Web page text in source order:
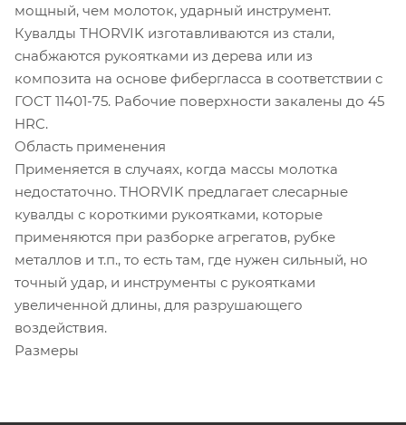
мощный, чем молоток, ударный инструмент.
Кувалды THORVIK изготавливаются из стали,
снабжаются рукоятками из дерева или из
композита на основе фибергласса в соответствии с
ГОСТ 11401-75. Рабочие поверхности закалены до 45
HRC.
Область применения
Применяется в случаях, когда массы молотка
недостаточно. THORVIK предлагает слесарные
кувалды с короткими рукоятками, которые
применяются при разборке агрегатов, рубке
металлов и т.п., то есть там, где нужен сильный, но
точный удар, и инструменты с рукоятками
увеличенной длины, для разрушающего
воздействия.
Размеры